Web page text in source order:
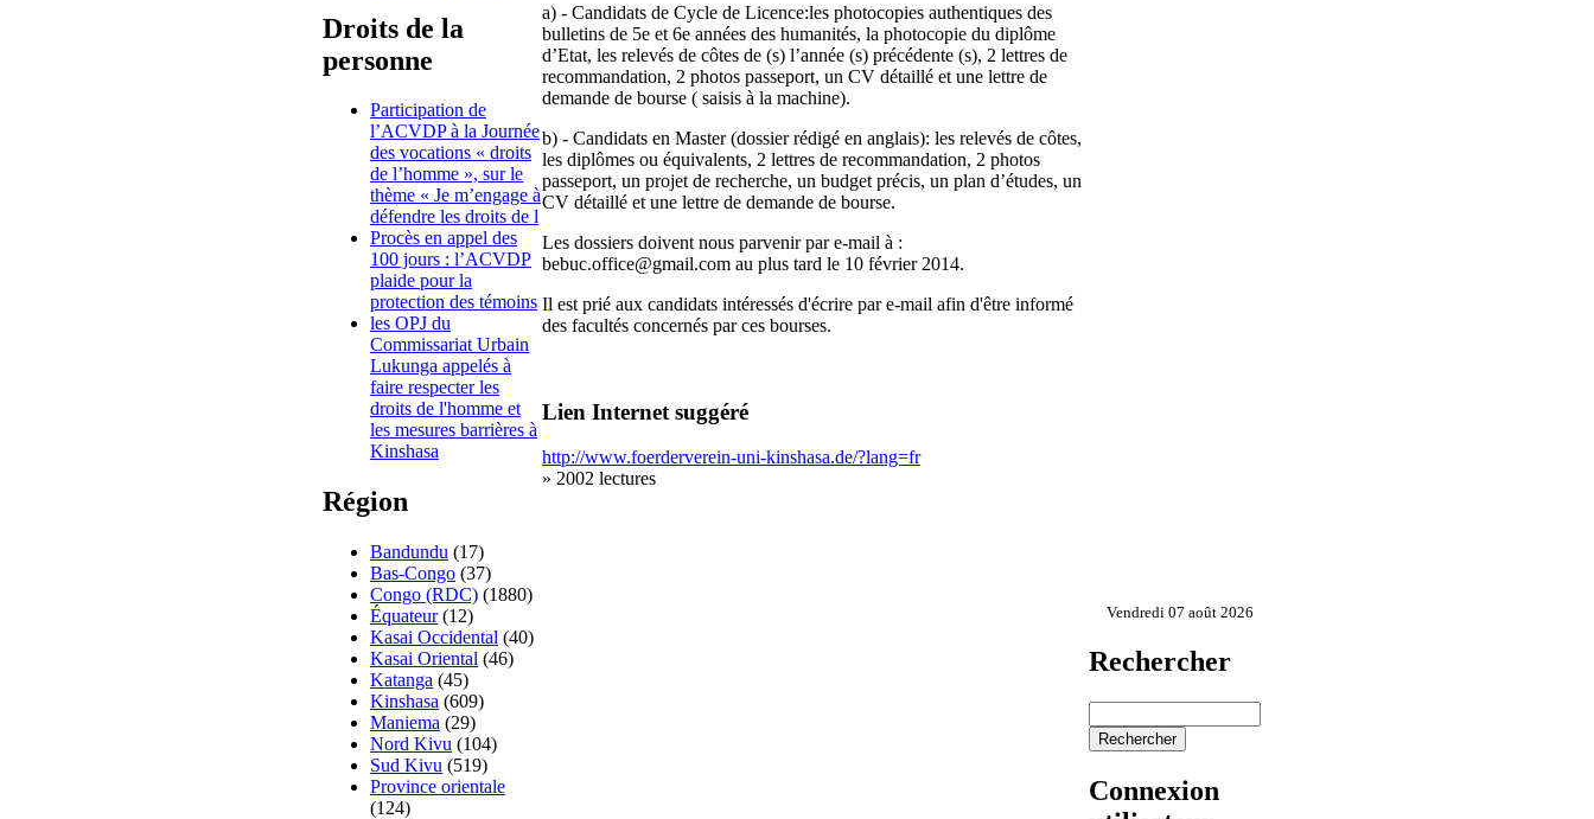
Droits de la
personne
Participation de
l’ACVDP à la Journée
des vocations « droits
de l’homme », sur le
thème « Je m’engage à
défendre les droits de l
Procès en appel des
100 jours : l’ACVDP
plaide pour la
protection des témoins
les OPJ du
Commissariat Urbain
Lukunga appelés à
faire respecter les
droits de l'homme et
les mesures barrières à
Kinshasa
Région
Bandundu (17)
Bas-Congo (37)
Congo (RDC) (1880)
Équateur(12)
Kasai Occidental (40)
Kasai Oriental (46)
Katanga (45)
Kinshasa (609)
Maniema (29)
Nord Kivu (104)
Sud Kivu (519)
Province orientale
(124)
a) - Candidats de Cycle de Licence:les photocopies authentiques des
bulletins de 5e et 6e années des humanités, la photocopie du diplôme
d’Etat, les relevés de côtes de (s) l’année (s) précédente (s), 2 lettres de
recommandation, 2 photos passeport, un CV détaillé et une lettre de
demande de bourse ( saisis à la machine).
b) - Candidats en Master (dossier rédigé en anglais): les relevés de côtes,
les diplômes ou équivalents, 2 lettres de recommandation, 2 photos
passeport, un projet de recherche, un budget précis, un plan d’études, un
CV détaillé et une lettre de demande de bourse.
Les dossiers doivent nous parvenir par e-mail à :
bebuc.office@gmail.com au plus tard le 10 février 2014.
Il est prié aux candidats intéressés d'écrire par e-mail afin d'être informé
des facultés concernés par ces bourses.
Lien Internet suggéré
http://www.foerderverein-uni-kinshasa.de/?lang=fr
» 2002 lectures
Vendredi 07 août 2026
Rechercher
Connexion